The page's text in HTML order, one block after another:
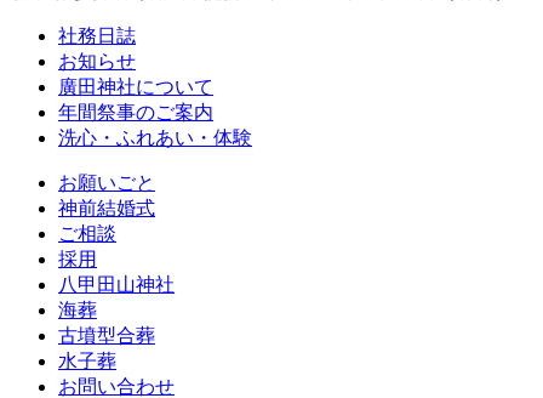
社務日誌
お知らせ
廣田神社について
年間祭事のご案内
洗心・ふれあい・体験
お願いごと
神前結婚式
ご相談
採用
八甲田山神社
海葬
古墳型合葬
水子葬
お問い合わせ